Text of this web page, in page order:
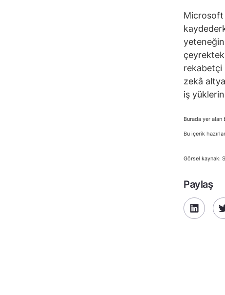
Microsoft
çeyrekteki
rekabetçi
zekâ
iş
Burada yer
Bu içerik
Görsel kaynak:
Paylaş